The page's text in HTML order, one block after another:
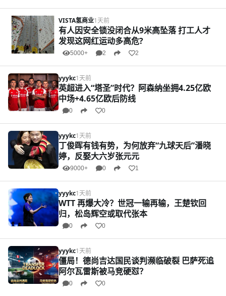
VISTA氢商业1天前
有人因安全锁没闭合从9米高坠落 打工人才
发现这网红运动多高危?
5000+ 2 2
yyykc1天前
英超进入“塔圣”时代？阿森纳坐拥4.25亿欧
中场+4.65亿欧后防线
0 0
yyykc1天前
丁俊晖有钱有势，为何放弃“九球天后”潘晓
婷，反娶大六岁张元元
9000+ 0 1
yyykc1天前
WTT 再爆大冷？世冠一输再输，王楚钦回
归，松岛辉空或取代张本
0 0
yyykc1天前
僵局！德尚吉达国民谈判濒临破裂 巴萨死追
阿尔瓦雷斯被马竞硬怼？
0 0